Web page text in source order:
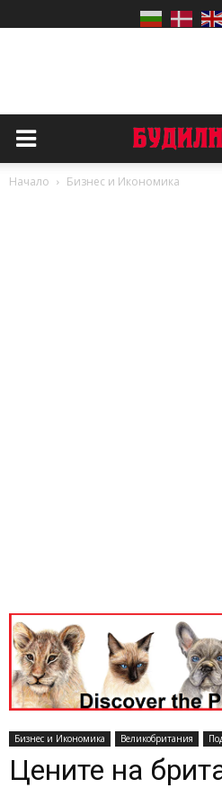
Начало Бизнес и Икономика
Бизнес и Икономика Великобритания
Цените на